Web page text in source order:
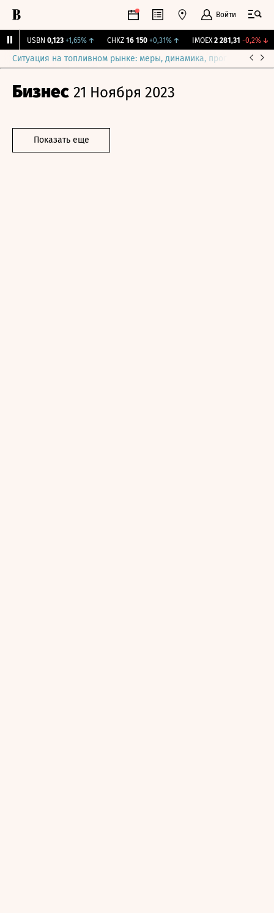
Войти
USBN 0,123 +1,65%↑ CHKZ 16 150 +0,31% ↑ IMOEX 2 281,31 -0,2%↓
Ситуация на топливном рынке: меры, динамика, прогнозы
Бизнес 21 Ноября 2023
Показать еще